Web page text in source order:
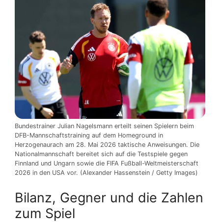
Bundestrainer Julian Nagelsmann erteilt seinen Spielern beim
DFB-Mannschaftstraining auf dem Homeground in
Herzogenaurach am 28. Mai 2026 taktische Anweisungen. Die
Nationalmannschaft bereitet sich auf die Testspiele gegen
Finnland und Ungarn sowie die FIFA Fußball-Weltmeisterschaft
2026 in den USA vor. (Alexander Hassenstein / Getty Images)
Bilanz, Gegner und die Zahlen
zum Spiel